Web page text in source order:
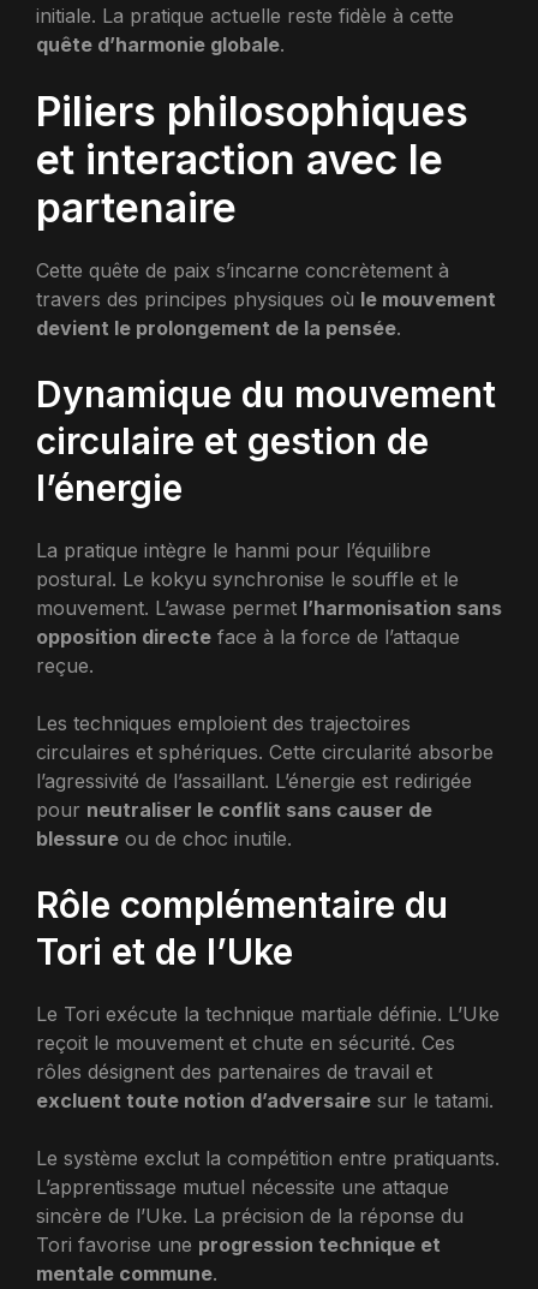
initiale. La pratique actuelle reste fidèle à cette
quête d’harmonie globale.
Piliers philosophiques
et interaction avec le
partenaire
Cette quête de paix s’incarne concrètement à
travers des principes physiques où le mouvement
devient le prolongement de la pensée.
Dynamique du mouvement
circulaire et gestion de
l’énergie
La pratique intègre le hanmi pour l’équilibre
postural. Le kokyu synchronise le souffle et le
mouvement. L’awase permet l’harmonisation sans
opposition directe face à la force de l’attaque
reçue.
Les techniques emploient des trajectoires
circulaires et sphériques. Cette circularité absorbe
l’agressivité de l’assaillant. L’énergie est redirigée
pour neutraliser le conflit sans causer de
blessure ou de choc inutile.
Rôle complémentaire du
Tori et de l’Uke
Le Tori exécute la technique martiale définie. L’Uke
reçoit le mouvement et chute en sécurité. Ces
rôles désignent des partenaires de travail et
excluent toute notion d’adversaire sur le tatami.
Le système exclut la compétition entre pratiquants.
L’apprentissage mutuel nécessite une attaque
sincère de l’Uke. La précision de la réponse du
Tori favorise une progression technique et
mentale commune.